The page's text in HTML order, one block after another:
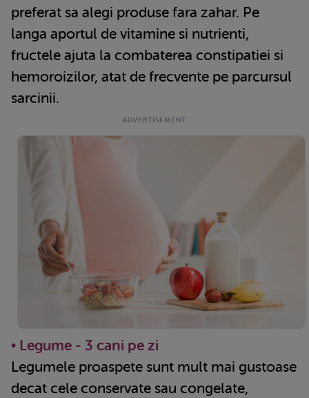
preferat sa alegi produse fara zahar. Pe
langa aportul de vitamine si nutrienti,
fructele ajuta la combaterea constipatiei si
hemoroizilor, atat de frecvente pe parcursul
sarcinii.
• Legume - 3 cani pe zi
Legumele proaspete sunt mult mai gustoase
decat cele conservate sau congelate,